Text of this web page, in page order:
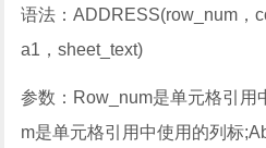
语法：ADDRESS(row_num，
a1，sheet_text)
参数：Row_num是单元格引用
m是单元格引用中使用的列标